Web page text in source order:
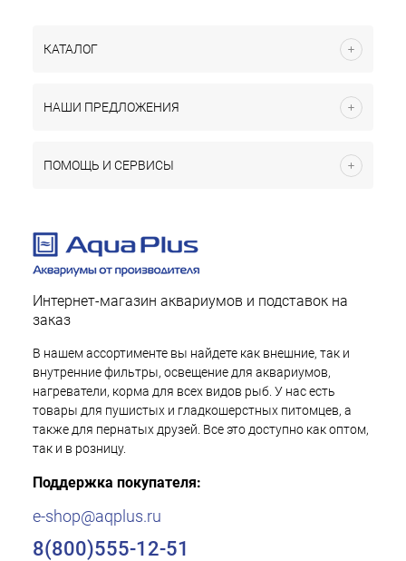
КАТАЛОГ
НАШИ ПРЕДЛОЖЕНИЯ
ПОМОЩЬ И СЕРВИСЫ
Интернет-магазин аквариумов и подставок на
заказ
В нашем ассортименте вы найдете как внешние, так и
внутренние фильтры, освещение для аквариумов,
нагреватели, корма для всех видов рыб. У нас есть
товары для пушистых и гладкошерстных питомцев, а
также для пернатых друзей. Все это доступно как оптом,
так и в розницу.
Поддержка покупателя:
e-shop@aqplus.ru
8(800)555-12-51